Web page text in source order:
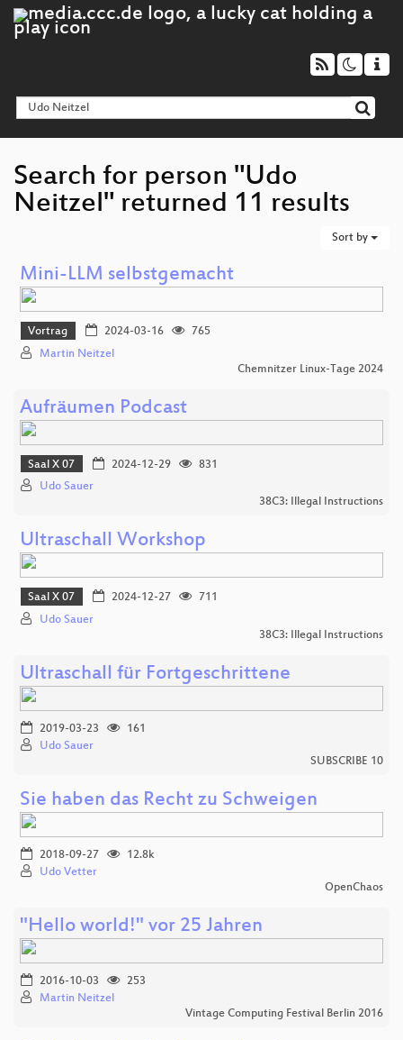
Search for person "Udo
Neitzel" returned 11 results
Sort by
Mini-LLM selbstgemacht
Vortrag 2024-03-16
765
Martin Neitzel
Chemnitzer Linux-Tage 2024
Aufräumen Podcast
Saal X 07 2024-12-29
831
Udo Sauer
38C3: Illegal Instructions
Ultraschall Workshop
Saal X 07 2024-12-27
711
Udo Sauer
38C3: Illegal Instructions
Ultraschall für Fortgeschrittene
2019-03-23
161
Udo Sauer
SUBSCRIBE 10
Sie haben das Recht zu Schweigen
2018-09-27
12.8k
Udo Vetter
OpenChaos
"Hello world!" vor 25 Jahren
2016-10-03
253
Martin Neitzel
Vintage Computing Festival Berlin 2016